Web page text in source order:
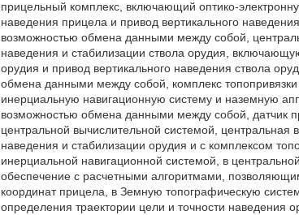
прицельный комплекс, включающий оптико-
наведения прицела и привод вертикального
возможностью обмена данными между собой,
наведения и стабилизации ствола орудия,
орудия и привод вертикального наведения ствола
обмена данными между собой, комплекс
инерциальную навигационную систему и наземную
возможностью обмена данными между собой, датчик
центральной вычислительной системой,
наведения и стабилизации орудия и с комплексом
инерциальной навигационной системой, в
обеспечение с расчетными алгоритмами,
координат прицела, в Земную топографическую
определения траектории цели и точности наведения